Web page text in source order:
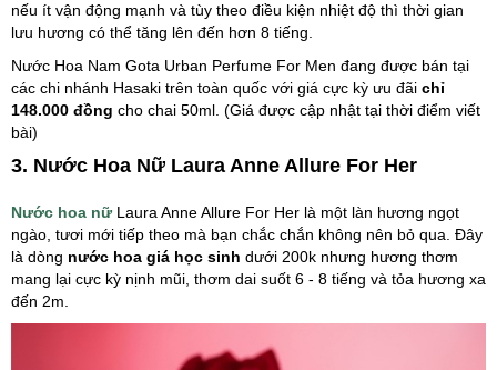
nếu ít vận động mạnh và tùy theo điều kiện nhiệt độ thì thời gian
lưu hương có thể tăng lên đến hơn 8 tiếng.
Nước Hoa Nam Gota Urban Perfume For Men đang được bán tại
các chi nhánh Hasaki trên toàn quốc với giá cực kỳ ưu đãi chỉ
148.000 đồng cho chai 50ml. (Giá được cập nhật tại thời điểm viết
bài)
3. Nước Hoa Nữ Laura Anne Allure For Her
Nước hoa nữLaura Anne Allure For Her là một làn hương ngọt
ngào, tươi mới tiếp theo mà bạn chắc chắn không nên bỏ qua. Đây
là dòng nước hoa giá học sinh dưới 200k nhưng hương thơm
mang lại cực kỳ nịnh mũi, thơm dai suốt 6 - 8 tiếng và tỏa hương xa
đến 2m.